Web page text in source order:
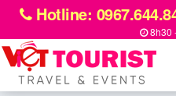
Hotline:
8h30